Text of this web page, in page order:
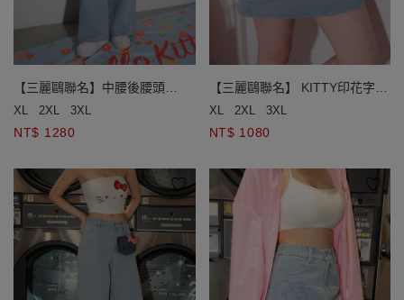
【三麗鷗聯名】中腰後腰頭
KITTY貼布繡水洗牛仔寬褲
XL 2XL 3XL
NT$ 1280
【三麗鷗聯名】 KITTY印花字母
水洗牛仔短裙
XL 2XL 3XL
NT$ 1080